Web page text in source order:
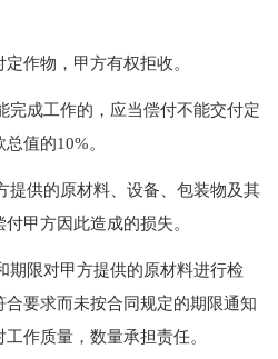
作物，甲方有权拒收。
成工作的，应当偿付不能交付定
值的10%。
供的原材料、设备、包装物及其
甲方因此造成的损失。
限对甲方提供的原材料进行检
要求而未按合同规定的期限通知
作质量，数量承担责任。